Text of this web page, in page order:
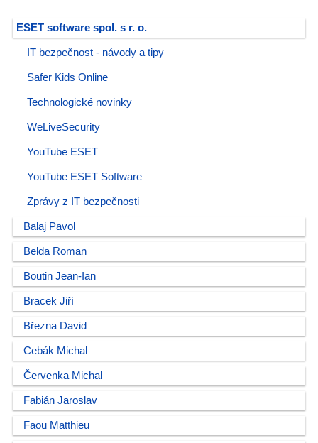
ESET software spol. s r. o.
IT bezpečnost - návody a tipy
Safer Kids Online
Technologické novinky
WeLiveSecurity
YouTube ESET
YouTube ESET Software
Zprávy z IT bezpečnosti
Balaj Pavol
Belda Roman
Boutin Jean-Ian
Bracek Jiří
Března David
Cebák Michal
Červenka Michal
Fabián Jaroslav
Faou Matthieu